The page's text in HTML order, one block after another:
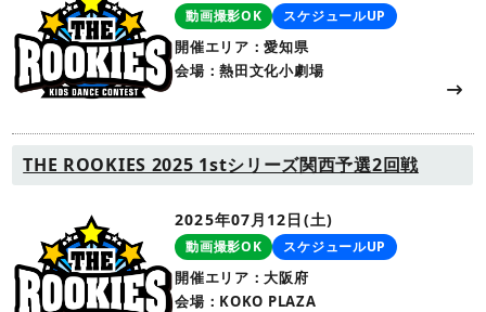
動画撮影OK スケジュールUP
開催エリア：愛知県
会場：熱田文化小劇場
THE ROOKIES 2025 1stシリーズ関西予選2回戦
2025年07月12日(土)
動画撮影OK スケジュールUP
開催エリア：大阪府
会場：KOKO PLAZA